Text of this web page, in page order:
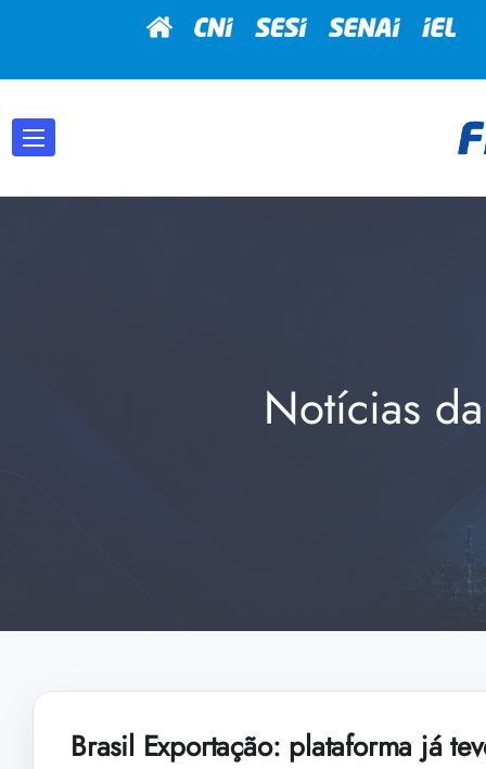
Notícias
Brasil Exportação: plataforma já